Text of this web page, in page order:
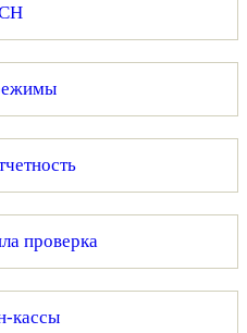
проверка
кассы